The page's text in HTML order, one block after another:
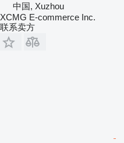
中国, Xuzhou
XCMG E-commerce Inc.
联系卖方